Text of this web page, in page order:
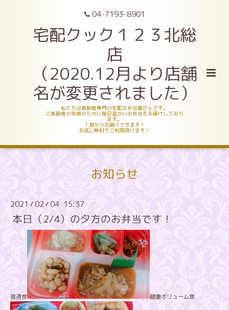
04-7193-8901
宅配クック１２３北総
店
（2020.12月より店舗
名が変更されました）
私たちは高齢者専門の宅配お弁当屋さんです。
ご高齢者の笑顔のために毎日温かいお弁当をお届けしており
ます。
１食からお届けできます！
お試し無料でご利用頂けます！
お知らせ
2021 /02 /04 15:37
本日（2/4）の夕方のお弁当です！
普通食 健康ボリューム食